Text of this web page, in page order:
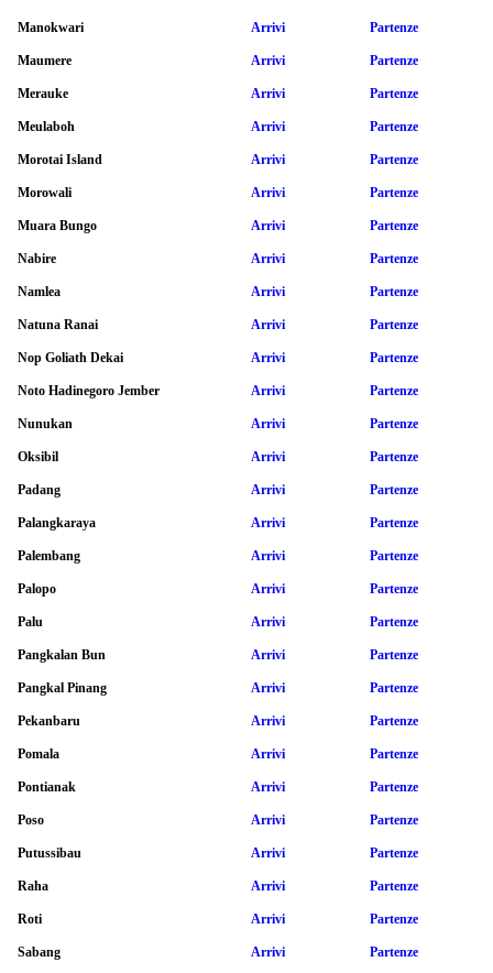
Manokwari Arrivi Partenze
Maumere Arrivi Partenze
Merauke Arrivi Partenze
Meulaboh Arrivi Partenze
Morotai Island Arrivi Partenze
Morowali Arrivi Partenze
Muara Bungo Arrivi Partenze
Nabire Arrivi Partenze
Namlea Arrivi Partenze
Natuna Ranai Arrivi Partenze
Nop Goliath Dekai Arrivi Partenze
Noto Hadinegoro Jember Arrivi Partenze
Nunukan Arrivi Partenze
Oksibil Arrivi Partenze
Padang Arrivi Partenze
Palangkaraya Arrivi Partenze
Palembang Arrivi Partenze
Palopo Arrivi Partenze
Palu Arrivi Partenze
Pangkalan Bun Arrivi Partenze
Pangkal Pinang Arrivi Partenze
Pekanbaru Arrivi Partenze
Pomala Arrivi Partenze
Pontianak Arrivi Partenze
Poso Arrivi Partenze
Putussibau Arrivi Partenze
Raha Arrivi Partenze
Roti Arrivi Partenze
Sabang Arrivi Partenze